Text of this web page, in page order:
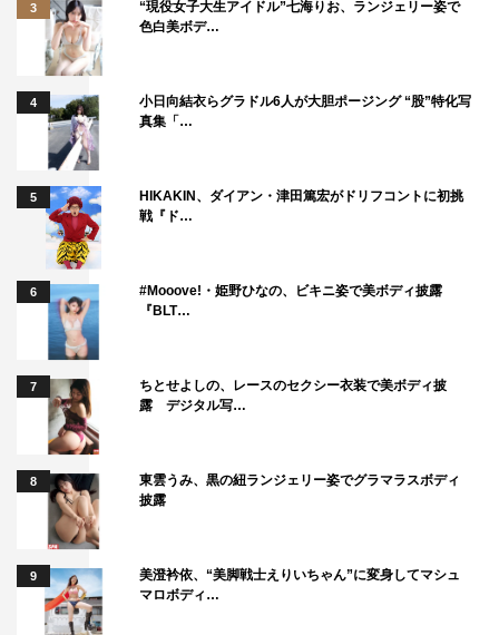
3
“現役女子大生アイドル”七海りお、ランジェリー姿で
色白美ボデ…
4
小日向結衣らグラドル6人が大胆ポージング “股”特化写
真集「…
5
HIKAKIN、ダイアン・津田篤宏がドリフコントに初挑
戦『ド…
6
#Mooove!・姫野ひなの、ビキニ姿で美ボディ披露
『BLT…
7
ちとせよしの、レースのセクシー衣装で美ボディ披
露 デジタル写…
8
東雲うみ、黒の紐ランジェリー姿でグラマラスボディ
披露
9
美澄衿依、“美脚戦士えりいちゃん”に変身してマシュ
マロボディ…